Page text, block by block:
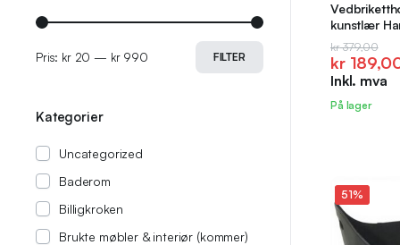
kunstlær
kr379,00
pris
var:
kr 379,00.
kr
pris
er:
kr 189,00.
Inkl. mva
På lager
51%
FILTER
Pris: kr 20 — kr 990
Kategorier
Uncategorized
Baderom
Billigkroken
Brukte møbler & interiør (kommer)